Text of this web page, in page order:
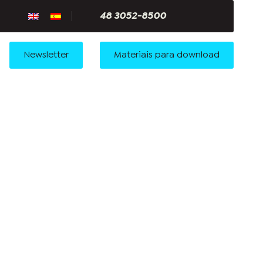
48 3052-8500
Newsletter Materiais para download